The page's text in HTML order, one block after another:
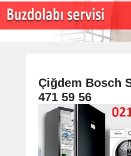
Çiğdem Bosch
471 59 56